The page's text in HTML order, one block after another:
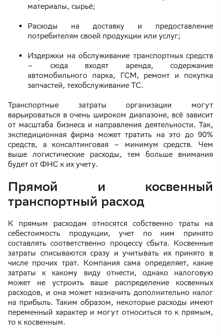
материалы, сырьё;
Расходы на доставку и предоставление
потребителям своей продукции или услуг;
Издержки на обслуживание транспортных средств
– сюда входят аренда, содержание
автомобильного парка, ГСМ, ремонт и покупка
запчастей, техобслуживание ТС.
Транспортные затраты организации могут
варьироваться в очень широком диапазоне, всё зависит
от масштаба бизнеса и направления деятельности. Так,
экспедиционная фирма может тратить на это до 90%
средств, а консалтинговая – минимум средств. Чем
выше логистические расходы, тем больше внимания
будет от ФНС к их учету.
Прямой и косвенный
транспортный расход
К прямым расходам относятся собственно траты на
себестоимость продукции, учет по ним принято
составлять соответственно процессу сбыта. Косвенные
затраты списываются сразу и учитывать их принято в
числе прочих трат. Компания сама определяет, какие
затраты к какому виду отнести, однако налоговую
может не устроить ваше распределение косвенных
расходов, и она может назначить дополнительно налог
на прибыль. Таким образом, некоторые расходы имеют
переменный характер и могут относиться то к прямым,
то к косвенным.